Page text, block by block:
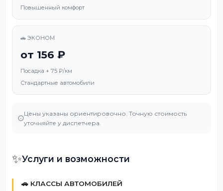
Повышенный комфорт
🚗 ЭКОНОМ
от 156 ₽
Посадка + 75 ₽/км
Стандартные автомобили
Цены указаны ориентировочно. Точную стоимость
уточняйте у диспетчера.
✨Услуги и возможности
🚗 КЛАССЫ АВТОМОБИЛЕЙ